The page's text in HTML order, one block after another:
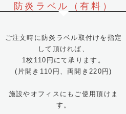
防炎ラベル（有料）
ご注文時に防炎ラベル取付けを指定
して頂ければ、
1枚110円にて承ります。
(片開き110円、両開き220円)
施設やオフィスにもご使用頂けま
す。